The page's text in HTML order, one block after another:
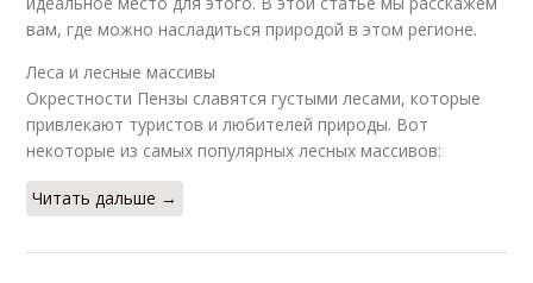
вам, где можно насладиться природой в этом регионе.
Леса и лесные массивы
Окрестности Пензы славятся густыми лесами, которые
привлекают туристов и любителей природы. Вот
некоторые из самых популярных лесных массивов:
Читать дальше →